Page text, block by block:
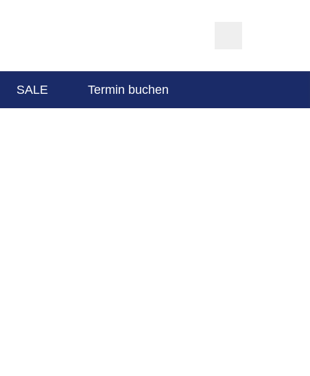
SALE Termin buchen